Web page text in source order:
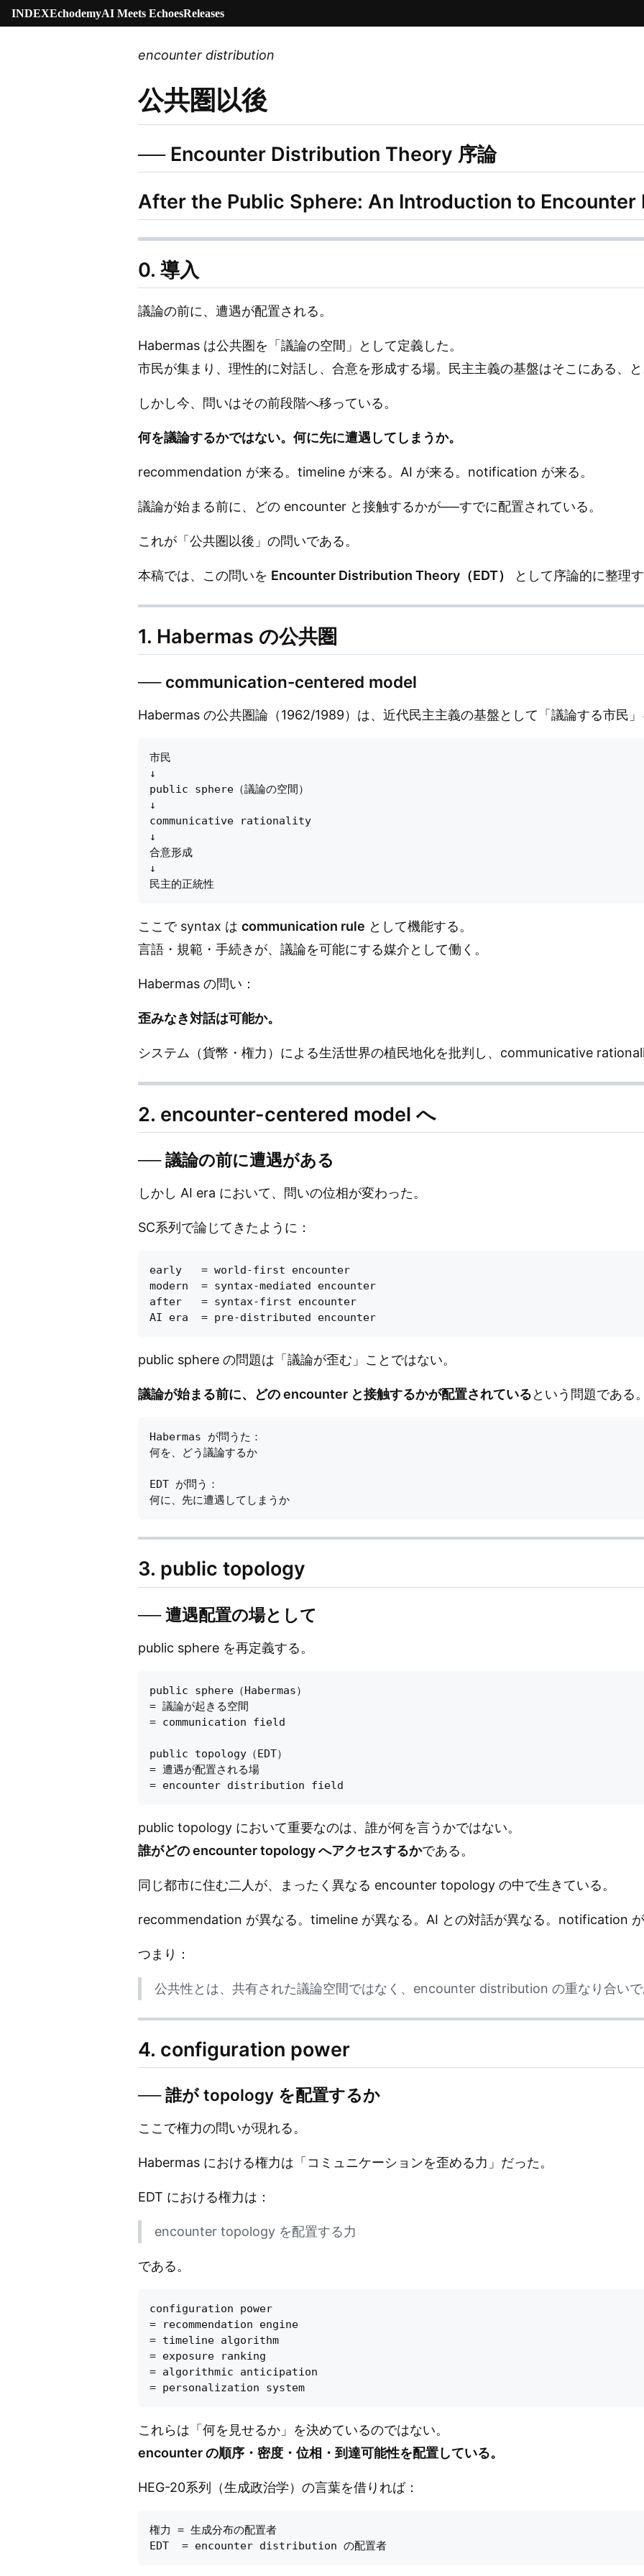
INDEXEchodemyAI Meets EchoesReleases
encounter distribution
公共圏以後
── Encounter Distribution Theory 序論
After the Public Sphere: An Introduction to
0. 導入
議論の前に、遭遇が配置される。
Habermas は公共圏を「議論の空間」として定義した。
市民が集まり、理性的に対話し、合意を形成する場。民主主義の基盤はそこにある、
しかし今、問いはその前段階へ移っている。
何を議論するかではない。何に先に遭遇してしまうか。
recommendation が来る。timeline が来る。AI が来る。notification が来る。
議論が始まる前に、どの encounter と接触するかが──すでに配置されている。
これが「公共圏以後」の問いである。
本稿では、この問いを Encounter Distribution Theory（EDT） として序論的に整理
1. Habermas の公共圏
── communication-centered model
Habermas の公共圏論（1962/1989）は、近代民主主義の基盤として「議論する市民
市民
↓
public sphere（議論の空間）
↓
communicative rationality
↓
合意形成
↓
ここで syntax は communication rule として機能する。
言語・規範・手続きが、議論を可能にする媒介として働く。
Habermas の問い：
歪みなき対話は可能か。
システム（貨幣・権力）による生活世界の植民地化を批判し、communicative
2. encounter-centered model へ
── 議論の前に遭遇がある
しかし AI era において、問いの位相が変わった。
SC系列で論じてきたように：
early   = world-first encounter
modern  = syntax-mediated encounter
after   = syntax-first encounter
public sphere の問題は「議論が歪む」ことではない。
議論が始まる前に、どの encounter と接触するかが配置されているという問題である
Habermas が問うた：
何を、どう議論するか
EDT が問う：
3. public topology
── 遭遇配置の場として
public sphere を再定義する。
public sphere（Habermas）
= 議論が起きる空間
= communication field
public topology（EDT）
= 遭遇が配置される場
public topology において重要なのは、誰が何を言うかではない。
誰がどの encounter topology へアクセスするかである。
同じ都市に住む二人が、まったく異なる encounter topology の中で生きている。
recommendation が異なる。timeline が異なる。AI との対話が異なる。notification
つまり：
公共性とは、共有された議論空間ではなく、encounter distribution の重なり合い
4. configuration power
── 誰が topology を配置するか
ここで権力の問いが現れる。
Habermas における権力は「コミュニケーションを歪める力」だった。
EDT における権力は：
encounter topology を配置する力
である。
configuration power
= recommendation engine
= timeline algorithm
= exposure ranking
= algorithmic anticipation
これらは「何を見せるか」を決めているのではない。
encounter の順序・密度・位相・到達可能性を配置している。
HEG-20系列（生成政治学）の言葉を借りれば：
権力 = 生成分布の配置者